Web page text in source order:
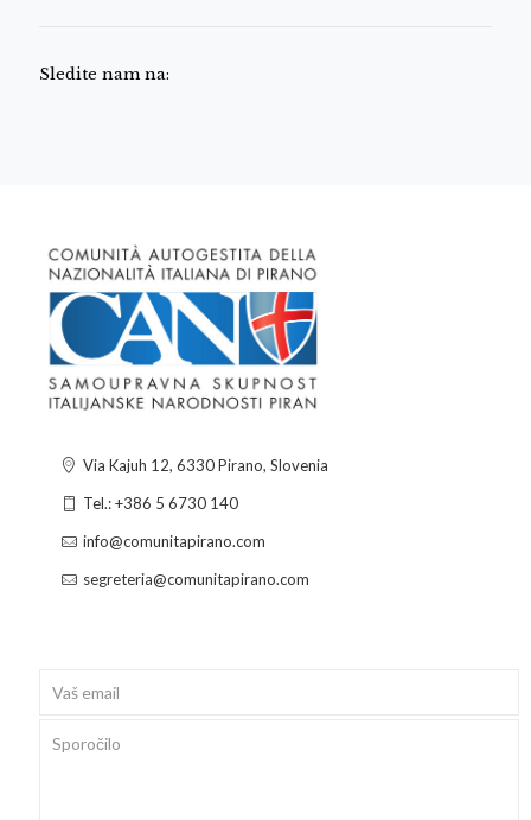
Sledite nam na:
Via Kajuh 12, 6330 Pirano, Slovenia
Tel.: +386 5 6730 140
info@comunitapirano.com
segreteria@comunitapirano.com